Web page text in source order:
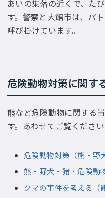
あいの集落の近くで、た
す。警察と大館市は、パ
呼び掛けています。
危険動物対策に関す
熊など危険動物に関する
す。あわせてご覧ください
危険動物対策（熊・野
熊・野犬・猪・危険動
クマの事件を考える（